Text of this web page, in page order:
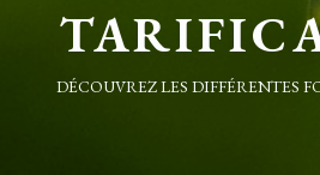
DÉCOUVREZ LES DIFFÉRENTES